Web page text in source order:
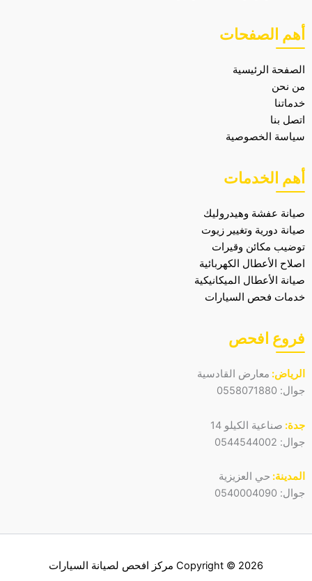
أهم الصفحات
الصفحة الرئيسية
من نحن
خدماتنا
اتصل بنا
سياسة الخصوصية
أهم الخدمات
صيانة عفشة وهيدروليك
صيانة دورية وتغيير زيوت
توضيب مكائن وقيرات
اصلاح الأعطال الكهربائية
صيانة الأعطال الميكانيكية
خدمات فحص السيارات
فروع افحص
الرياض: معارض القادسية
جوال: 0558071880
جدة: صناعية الكيلو 14
جوال: 0544544002
المدينة: حي العزيزية
جوال: 0540004090
Copyright © 2026 مركز افحص لصيانة السيارات